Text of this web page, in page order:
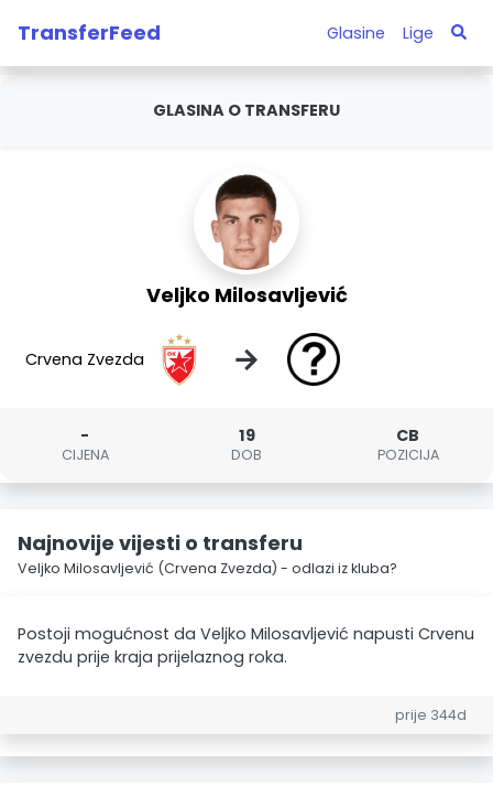
TransferFeed Glasine Lige
GLASINA O TRANSFERU
Veljko Milosavljević
Crvena Zvezda →
-
CIJENA
19
DOB
CB
POZICIJA
Najnovije vijesti o transferu
Veljko Milosavljević (Crvena Zvezda) - odlazi iz kluba?
Postoji mogućnost da Veljko Milosavljević napusti Crvenu
zvezdu prije kraja prijelaznog roka.
prije 344d